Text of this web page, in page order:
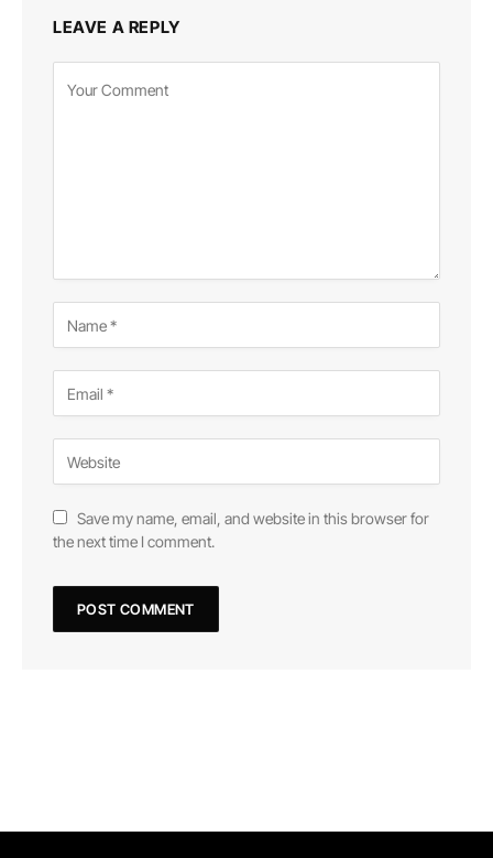
LEAVE A REPLY
Save my name, email, and website in this browser for
the next time I comment.